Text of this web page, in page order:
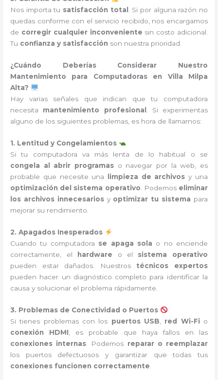
Nos importa tu satisfacción total . Si por alguna razón no
quedas conforme con el servicio recibido, nos encargamos
de corregir cualquier inconveniente sin costo adicional.
Tu confianza y satisfacción son nuestra prioridad.
¿Cuándo Deberías Considerar Nuestro
Mantenimiento para Computadoras en Villa Milpa
Alta?
Hay varias señales que indican que tu computadora
necesita mantenimiento profesional . Si experimentas
alguno de los siguientes problemas, es hora de llamarnos:
1. Lentitud y Congelamientos
Si tu computadora va más lenta de lo habitual o se
congela al abrir programas o navegar por la web, es
probable que necesite una
limpieza de archivos y una
optimización del sistema operativo . Podemos eliminar
los archivos innecesariosy optimizar tu sistema para
mejorar su rendimiento.
2. Apagados Inesperados
Cuando tu computadora se apaga sola o no enciende
correctamente, el
hardware o el sistema operativo
pueden estar dañados. Nuestros técnicos expertos
pueden hacer un diagnóstico completo para identificar la
causa y solucionar el problema rápidamente.
3. Problemas de Conectividad o Puertos
Si tienes problemas con los puertos USB red Wi-Fi o
conexión HDMI , es probable que haya fallos en las
conexiones internas . Podemos reparar o reemplazar
los puertos defectuosos y garantizar que todas tus
conexiones funcionen correctamente